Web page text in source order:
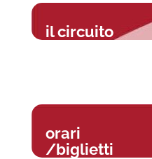
il circuito
orari
/biglietti